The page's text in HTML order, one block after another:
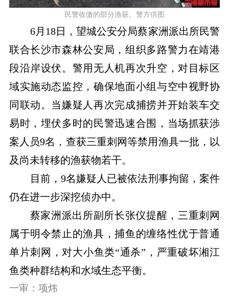
民警收缴的部分渔获。警方供图
6月18日，望城公安分局蔡家洲派出所民警
联合长沙市森林公安局，组织多路警力在靖港
段沿岸设伏。警用无人机再次升空，对目标区
域实施动态监控，确保地面小组与空中视野协
同联动。当嫌疑人再次完成捕捞并开始装车交
易时，埋伏多时的民警迅速合围，当场抓获涉
案人员9名，查获三重刺网等禁用渔具一批，以
及尚未转移的渔获物若干。
目前，9名嫌疑人已被依法刑事拘留，案件
仍在进一步深挖侦办中。
蔡家洲派出所副所长张仪提醒，三重刺网
属于明令禁止的渔具，捕鱼的缠络性优于普通
单片刺网，对大小鱼类“通杀”，严重破坏湘江
鱼类种群结构和水域生态平衡。
一审：项炜